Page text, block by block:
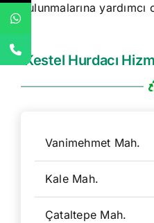
bulunmalarına yardımcı
Kestel Hurdacı
Vanimehmet Mah.
Kale Mah.
Çataltepe Mah.